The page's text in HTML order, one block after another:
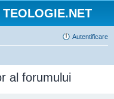
Autentificare
al forumului